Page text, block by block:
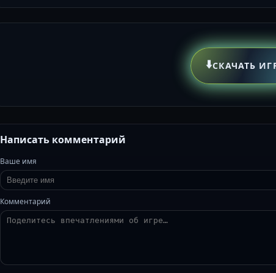
⬇️СКАЧАТЬ
Написать комментарий
Ваше имя
Комментарий